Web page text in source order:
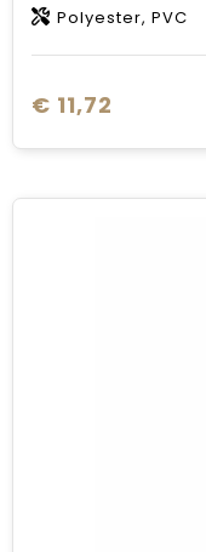
Polyester, PVC
€ 11,72